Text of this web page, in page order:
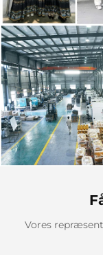
Vores